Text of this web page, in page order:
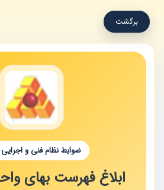
برگشت
ضوابط نظام فنی و
ابلاغ فهرست بهای